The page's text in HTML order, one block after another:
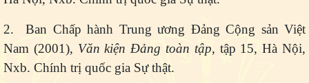
2. Ban Chấp hành Trung ương Đảng Cộng sản Việt
Nam (2001), Văn kiện Đảng toàn tập, tập 15, Hà Nội,
Nxb. Chính trị quốc gia Sự thật.